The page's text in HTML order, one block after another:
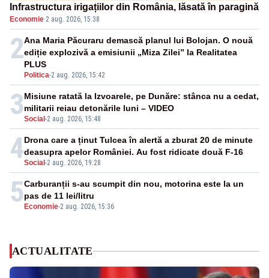
Infrastructura irigațiilor din România, lăsată în paragină
Economie·2 aug. 2026, 15:38
2
Politica-2 aug. 2026, 15:42
Ana Maria Păcuraru demască planul lui Bolojan. O nouă
ediție explozivă a emisiunii „Miza Zilei” la Realitatea
PLUS
3Social -2 aug. 2026, 15:48
Misiune ratată la Izvoarele, pe Dunăre: stânca nu a cedat,
militarii reiau detonările luni – VIDEO
4Social -2 aug. 2026, 19:28
Drona care a ținut Tulcea în alertă a zburat 20 de minute
deasupra apelor României. Au fost ridicate două F-16
5 Economie-2 aug. 2026, 15:36
Carburanții s-au scumpit din nou, motorina este la un
pas de 11 lei/litru
ACTUALITATE